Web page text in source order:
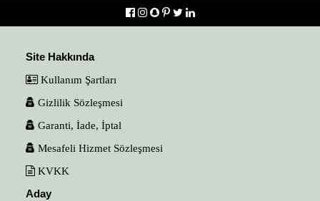
Site Hakkında
Kullanım Şartları
Gizlilik Sözleşmesi
Garanti, İade, İptal
Mesafeli Hizmet Sözleşmesi
KVKK
Aday